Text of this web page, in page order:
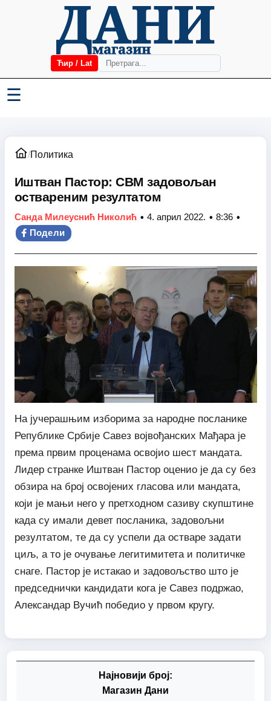
Ћир / Lat
☰
/Политика
Иштван Пастор: СВМ задовољан
оствареним резултатом
Санда Милеуснић Николић • 4. април 2022. • 8:36 •
Подели
На јучерашњим изборима за народне посланике
Републике Србије Савез војвођанских Мађара је
према првим проценама освојио шест мандата.
Лидер странке Иштван Пастор оценио је да су без
обзира на број освојених гласова или мандата,
који је мањи него у претходном сазиву скупштине
када су имали девет посланика, задовољни
резултатом, те да су успели да остваре задати
циљ, а то је очување легитимитета и политичке
снаге. Пастор је истакао и задовољство што је
председнички кандидати кога је Савез подржао,
Александар Вучић победио у првом кругу.
Најновији број:
Магазин Дани